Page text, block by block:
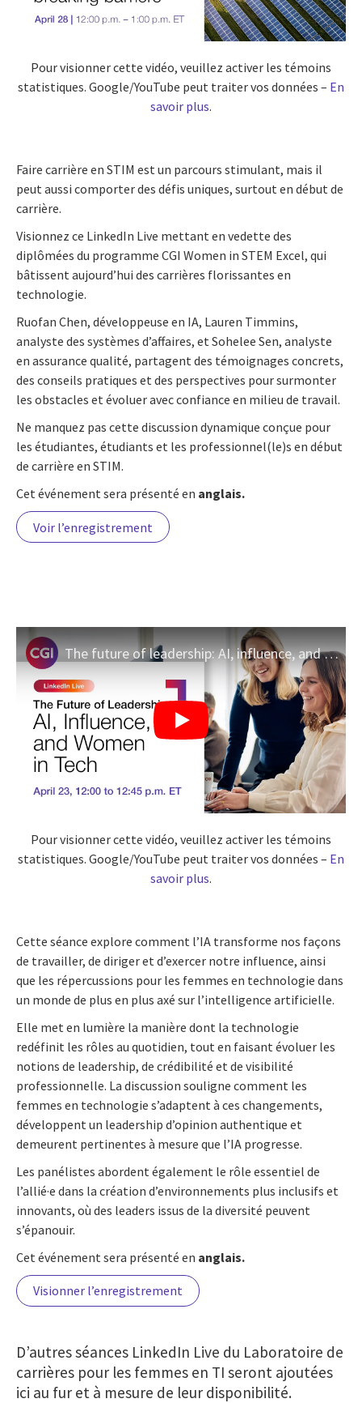
Pour visionner cette vidéo, veuillez activer les témoins
statistiques. Google/YouTube peut traiter vos données – En
savoir plus.
Faire carrière en STIM est un parcours stimulant, mais il
peut aussi comporter des défis uniques, surtout en début de
carrière.
Visionnez ce LinkedIn Live mettant en vedette des
diplômées du programme CGI Women in STEM Excel, qui
bâtissent aujourd’hui des carrières florissantes en
technologie.
Ruofan Chen, développeuse en IA, Lauren Timmins,
analyste des systèmes d’affaires, et Sohelee Sen, analyste
en assurance qualité, partagent des témoignages concrets,
des conseils pratiques et des perspectives pour surmonter
les obstacles et évoluer avec confiance en milieu de travail.
Ne manquez pas cette discussion dynamique conçue pour
les étudiantes, étudiants et les professionnel(le)s en début
de carrière en STIM.
Cet événement sera présenté en anglais.
Voir l’enregistrement
The future of leadership: AI, influence, and Women in Tech in Canada
Pour visionner cette vidéo, veuillez activer les témoins
statistiques. Google/YouTube peut traiter vos données – En
savoir plus.
Cette séance explore comment l’IA transforme nos façons
de travailler, de diriger et d’exercer notre influence, ainsi
que les répercussions pour les femmes en technologie dans
un monde de plus en plus axé sur l’intelligence artificielle.
Elle met en lumière la manière dont la technologie
redéfinit les rôles au quotidien, tout en faisant évoluer les
notions de leadership, de crédibilité et de visibilité
professionnelle. La discussion souligne comment les
femmes en technologie s’adaptent à ces changements,
développent un leadership d’opinion authentique et
demeurent pertinentes à mesure que l’IA progresse.
Les panélistes abordent également le rôle essentiel de
l’allié·e dans la création d’environnements plus inclusifs et
innovants, où des leaders issus de la diversité peuvent
s’épanouir.
Cet événement sera présenté en anglais.
Visionner l’enregistrement
D’autres séances LinkedIn Live du Laboratoire de
carrières pour les femmes en TI seront ajoutées
ici au fur et à mesure de leur disponibilité.